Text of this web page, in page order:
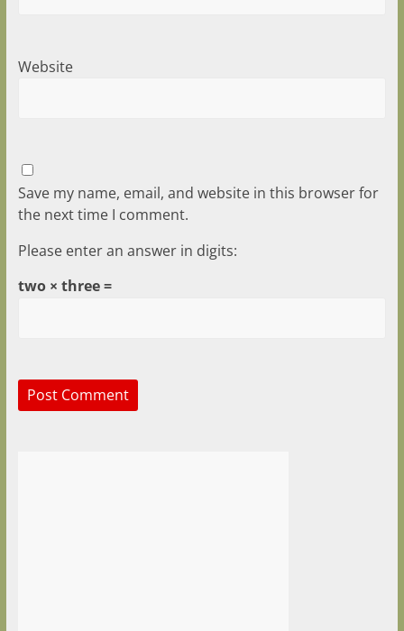
Website
Save my name, email, and website in this browser for
the next time I comment.
Please enter an answer in digits:
two × three =